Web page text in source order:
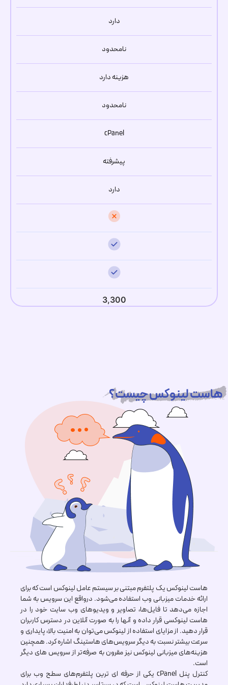
دارد
نامحدود
هزینه دارد
نامحدود
cPanel
پیشرفته
دارد
3,300
هاست لینوکس چیست؟
هاست لینوکس یک پلتفرم مبتنی بر سیستم عامل لینوکس است که برای
ارائه خدمات میزبانی وب استفاده می‌شود. درواقع این سرویس به شما
اجازه می‌دهد تا فایل‌‌ها، تصاویر و ویدیو‌های وب سایت خود را در
هاست لینوکسی قرار داده و آنها را به صورت آنلاین در دسترس کاربران
قرار دهید. از مزایای استفاده از لینوکس می‌توان به امنیت بالا، پایداری و
سرعت بیشتر نسبت به دیگر سرویس‌های هاستینگ اشاره کرد. همچنین
هزینه‌های میزبانی لینوکس نیز مقرون به صرفه‌تر از سرویس های دیگر
است.
کنترل پنل cPanel یکی از حرفه‌ ای ترین پلتفرم‌های سطح وب برای